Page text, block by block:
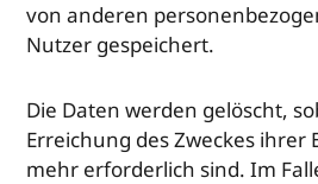
von anderen
Nutzer gespeichert.
Die Daten werden gelöscht,
Erreichung des Zweckes ihrer
mehr erforderlich sind. Im